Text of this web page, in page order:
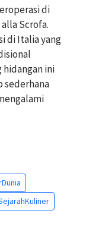
di
Scrofa.
di Italia yang
hidangan ini
sederhana